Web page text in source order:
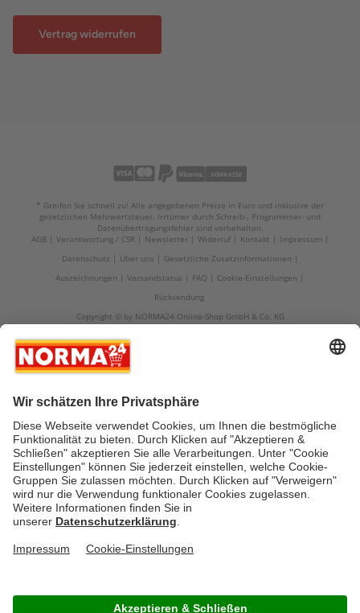
Vertrag widerrufen
* Greifen Sie schnell zu! Alle angegebenen Preise in Euro und inklusive der
gesetzlichen Mehrwertsteuer. Irrtümer durch Schreib-, Programmier- und
Datenübertragungsfehler sind vorbehalten.
AGB
Verantwortung / CSR Newsletter Widerruf Kontakt
Impressum
Datenschutz
Über uns
Gesetzliche Zusatzinformationen
Auszeichnungen
Versandstatus FAQ
Cookie-Einstellungen
Rücksendung
Copyright © by NORMA24 Online-Shop GmbH & Co. KG